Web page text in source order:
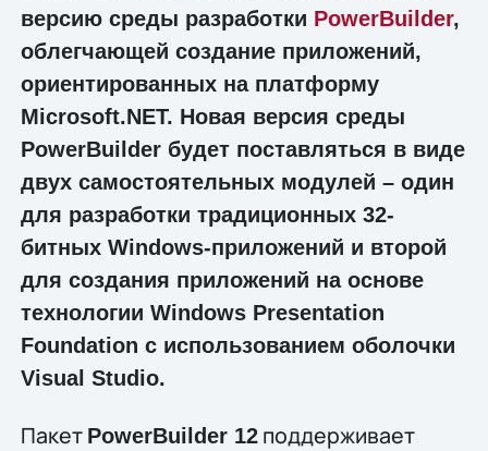
версию среды разработки PowerBuilder,
облегчающей создание приложений,
ориентированных на платформу
Microsoft.NET. Новая версия среды
PowerBuilder будет поставляться в виде
двух самостоятельных модулей – один
для разработки традиционных 32-
битных Windows-приложений и второй
для создания приложений на основе
технологии Windows Presentation
Foundation с использованием оболочки
Visual Studio.
Пакет PowerBuilder 12поддерживает